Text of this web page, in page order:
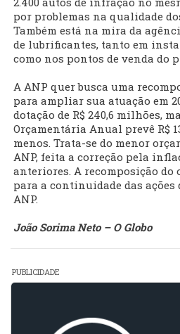
por problemas na qualidade
Também está na mira da
de lubrificantes, tanto em
como nos pontos de venda do
A ANP quer busca uma
para ampliar sua atuação em
dotação de R$ 240,6 milhões,
Orçamentária Anual prevê R$
menos. Trata-se do menor
ANP, feita a correção pela
anteriores. A recomposição do
para a continuidade das ações
ANP.
João Sorima Neto – O Globo
PUBLICIDADE